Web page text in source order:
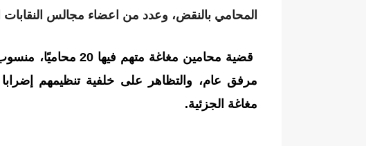
المحامي بالنقض، وعدد من اعضاء مجالس النقابات
قضية محامين مغاغة
مغاغة الجزئية.